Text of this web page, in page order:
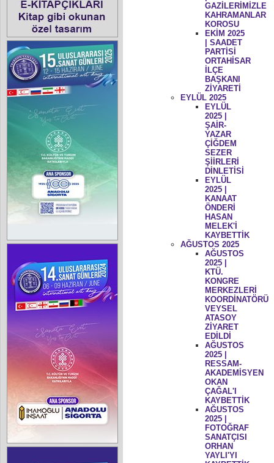
GAZİLERİMİZLE
KAHRAMANLAR
KOROSU
EKİM 2025
| SAADET
PARTİSİ
ORTAHİSAR
İLÇE
BAŞKANI
ZİYARETİ
EYLÜL 2025
EYLÜL
2025 |
ŞAİR-
YAZAR
ÇİĞDEM
SEZER
ŞİİRLERİ
DİNLETİSİ
EYLÜL
2025 |
KANAAT
ÖNDERİ
HASAN
MELEK'İ
KAYBETTİK
AĞUSTOS 2025
AĞUSTOS
2025 |
KTÜ.
KONGRE
MERKEZLERİ
KOORDİNATÖRÜ
VEYSEL
ATASOY
ZİYARET
EDİLDİ
AĞUSTOS
2025 |
RESSAM-
AKADEMİSYEN
OKAN
ÇAĞAL'I
KAYBETTİK
AĞUSTOS
2025 |
FOTOĞRAF
SANATÇISI
ORHAN
YAYLI'YI